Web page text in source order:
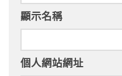
顯示名稱
個人網站網址